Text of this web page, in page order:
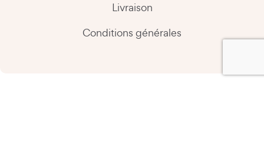
Livraison
Conditions générales